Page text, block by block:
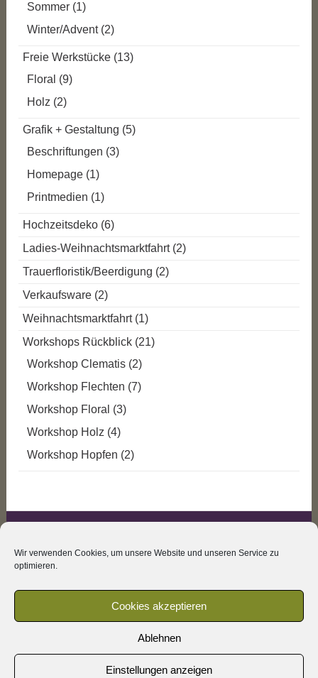
Wir verwenden Cookies, um unsere Website und unseren Service zu
optimieren.
Cookies akzeptieren
Ablehnen
Einstellungen anzeigen
Sommer (1)
Winter/Advent(2)
Freie Werkstücke (13)
Floral (9)
Holz (2)
Grafik + Gestaltung (5)
Beschriftungen (3)
Homepage (1)
Printmedien (1)
Hochzeitsdeko (6)
Ladies-Weihnachtsmarktfahrt(2)
Trauerfloristik/Beerdigung (2)
Verkaufsware (2)
Weihnachtsmarktfahrt(1)
Workshops Rückblick (21)
Workshop Clematis (2)
Workshop Flechten (7)
Workshop Floral (3)
Workshop Holz (4)
Workshop Hopfen (2)
DATENSCHUTZ
AGB